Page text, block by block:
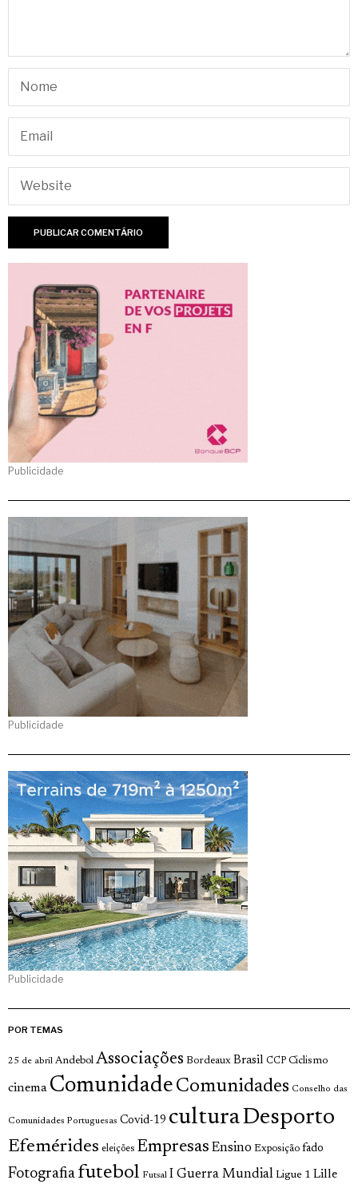
Publicidade
Publicidade
Publicidade
POR TEMAS
25 de abril Andebol Associações Bordeaux Brasil CCP Ciclismo
cinema Comunidade Comunidades Conselho das
Comunidades Portuguesas Covid-19 culturaDesporto
Efemérides eleições Empresas Ensino Exposição fado
Fotografia futebol Futsal I Guerra Mundial Ligue 1 Lille